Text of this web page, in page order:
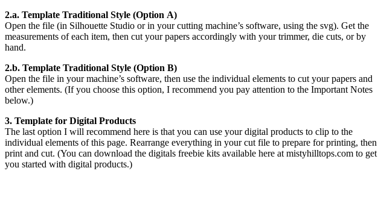
2.a. Template Traditional Style (Option A)
Open the file (in Silhouette Studio or in your cutting machine’s software, using the svg). Get the
measurements of each item, then cut your papers accordingly with your trimmer, die cuts, or by
hand.
2.b. Template Traditional Style (Option B)
Open the file in your machine’s software, then use the individual elements to cut your papers and
other elements. (If you choose this option, I recommend you pay attention to the Important Notes
below.)
3. Template for Digital Products
The last option I will recommend here is that you can use your digital products to clip to the
individual elements of this page. Rearrange everything in your cut file to prepare for printing, then
print and cut. (You can download the digitals freebie kits available here at mistyhilltops.com to get
you started with digital products.)